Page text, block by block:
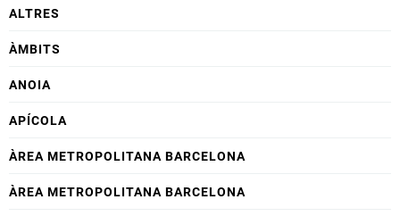
ALTRES
ÀMBITS
ANOIA
APÍCOLA
ÀREA METROPOLITANA BARCELONA
ÀREA METROPOLITANA BARCELONA